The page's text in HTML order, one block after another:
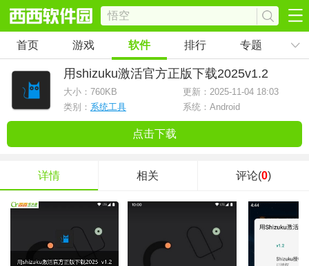
首页 游戏 软件 排行 专题
用shizuku激活官方正版下载2025v1.2
大小： 760KB
更新：2025-11-04 18:03
类别： 系统工具 系统：Android
点击下载
详情 相关 评论(0)